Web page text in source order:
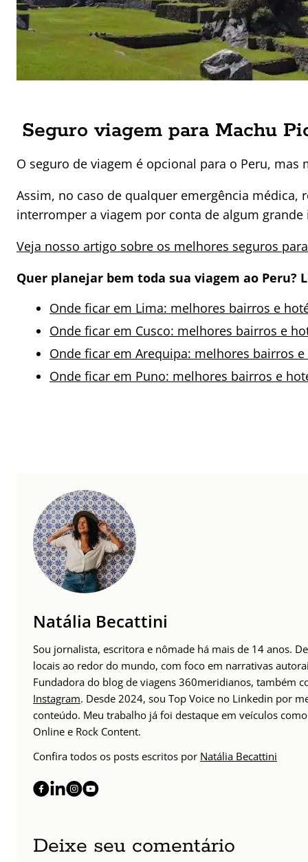
Seguro viagem para Machu
O seguro de viagem é opcional para o Peru, mas
Assim, no caso de qualquer emergência médica,
interromper a viagem por conta de algum
Veja nosso artigo sobre os melhores seguros
Quer planejar bem toda sua viagem ao Peru?
Onde ficar em Lima: melhores bairros e
Onde ficar em Cusco: melhores bairros e
Onde ficar em Arequipa: melhores bairros
Onde ficar em Puno: melhores bairros e
Natália Becattini
Sou jornalista, escritora e nômade há mais de 14 anos.
locais ao redor do mundo, com foco em narrativas
Fundadora do blog de viagens 360meridianos, também
Instagram. Desde 2024, sou Top Voice no Linkedin por
conteúdo. Meu trabalho já foi destaque em veículos
Online e Rock Content.
Confira todos os posts escritos por Natália Becattini
Deixe seu comentário